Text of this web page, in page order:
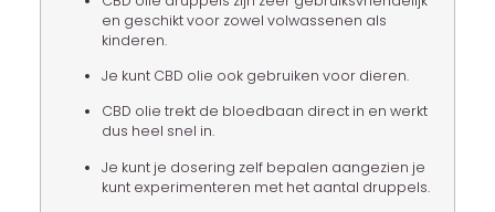
en geschikt voor zowel volwassenen als
kinderen.
Je kunt CBD olie ook gebruiken voor dieren.
CBD olie trekt de bloedbaan direct in en werkt
dus heel snel in.
Je kunt je dosering zelf bepalen aangezien je
kunt experimenteren met het aantal druppels.